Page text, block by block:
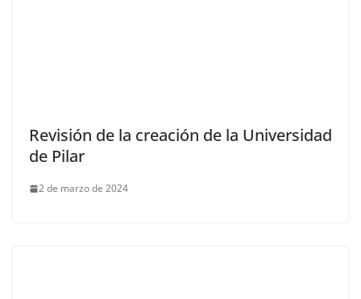
Revisión de la creación de la Universidad
de Pilar
2 de marzo de 2024